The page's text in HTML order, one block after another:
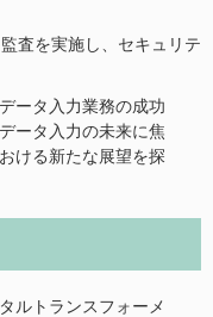
査を実施し、セキュリテ
ータ入力業務の成功
ータ入力の未来に焦
ける新たな展望を探
ルトランスフォーメ